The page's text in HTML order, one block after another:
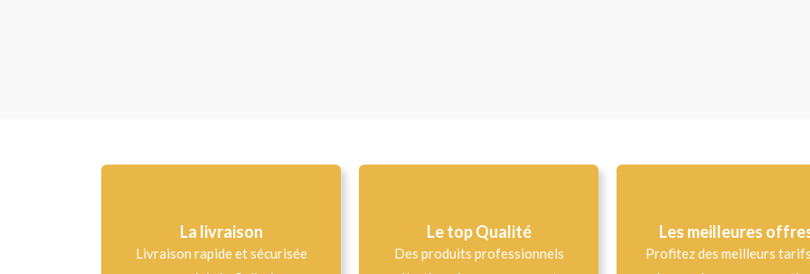
La livraison
Livraison rapide et sécurisée
Le top Qualité​
Des produits professionnels
Les meilleures
Profitez des meilleurs